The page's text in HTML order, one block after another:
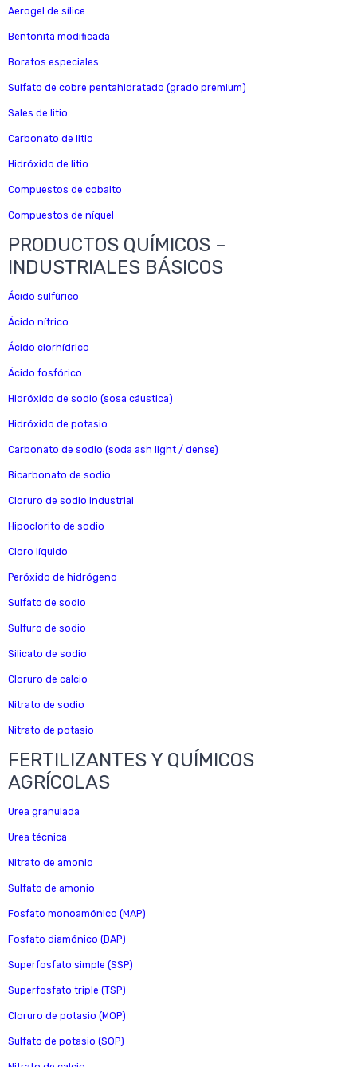
Aerogel de sílice
Bentonita modificada
Boratos especiales
Sulfato de cobre pentahidratado (grado premium)
Sales de litio
Carbonato de litio
Hidróxido de litio
Compuestos de cobalto
Compuestos de níquel
PRODUCTOS QUÍMICOS –
INDUSTRIALES BÁSICOS
Ácido sulfúrico
Ácido nítrico
Ácido clorhídrico
Ácido fosfórico
Hidróxido de sodio (sosa cáustica)
Hidróxido de potasio
Carbonato de sodio (soda ash light / dense)
Bicarbonato de sodio
Cloruro de sodio industrial
Hipoclorito de sodio
Cloro líquido
Peróxido de hidrógeno
Sulfato de sodio
Sulfuro de sodio
Silicato de sodio
Cloruro de calcio
Nitrato de sodio
Nitrato de potasio
FERTILIZANTES Y QUÍMICOS
AGRÍCOLAS
Urea granulada
Urea técnica
Nitrato de amonio
Sulfato de amonio
Fosfato monoamónico (MAP)
Fosfato diamónico (DAP)
Superfosfato simple (SSP)
Superfosfato triple (TSP)
Cloruro de potasio (MOP)
Sulfato de potasio (SOP)